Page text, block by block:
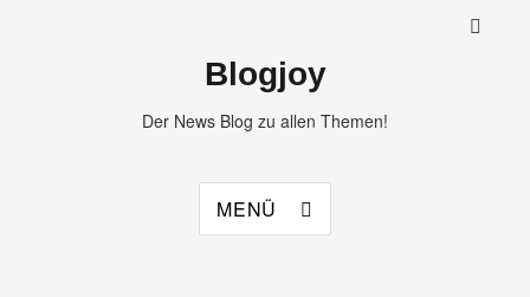
Blogjoy
Der News Blog zu allen Themen!
MENÜ